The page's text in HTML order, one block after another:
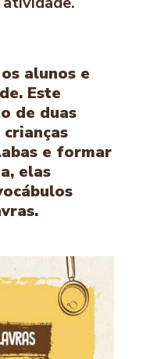
alunos e
Este
de duas
e formar
elas